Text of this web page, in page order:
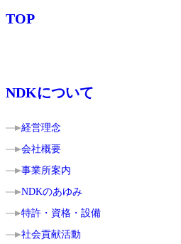
TOP
NDKについて
経営理念
会社概要
事業所案内
NDKのあゆみ
特許・資格・設備
社会貢献活動